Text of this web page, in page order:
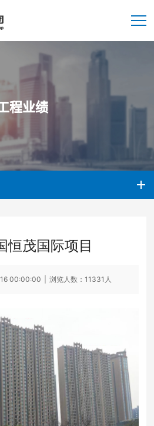
程业绩
恒茂国际项目
00:00:00 浏览人数：11331人